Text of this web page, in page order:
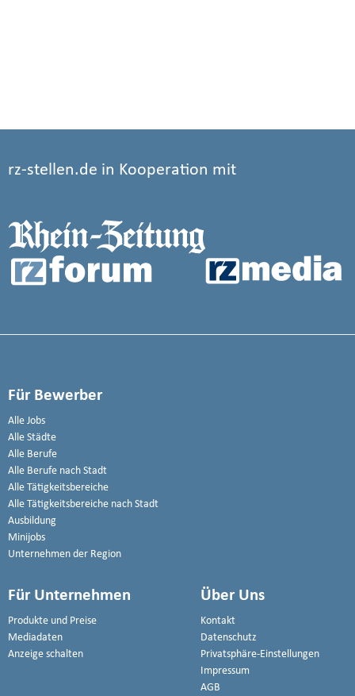
rz-stellen.de in Kooperation mit
Für Bewerber
Alle Jobs
Alle Städte
Alle Berufe
Alle Berufe nach Stadt
Alle Tätigkeitsbereiche
Alle Tätigkeitsbereiche nach Stadt
Ausbildung
Minijobs
Unternehmen der Region
Für Unternehmen
Produkte und Preise
Mediadaten
Anzeige schalten
Über Uns
Kontakt
Datenschutz
Privatsphäre-Einstellungen
Impressum
AGB